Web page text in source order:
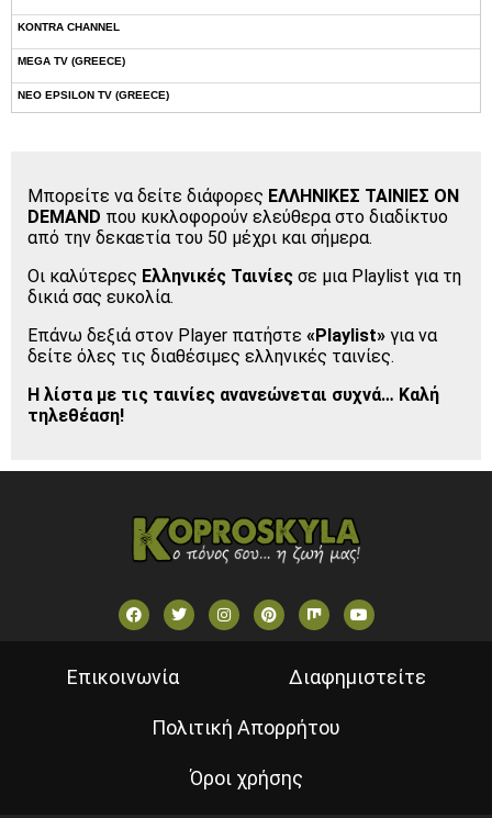
KONTRA CHANNEL
MEGA TV (GREECE)
NEO EPSILON TV (GREECE)
ONETV (GREECE)
OPEN BEYOND TV (GREECE)
STAR TV (GREECE)
VOULI TV
ΕΛΛΗΝΙΚΕΣ ΤΑΙΝΙΕΣ ΟΝ DEMAND
ΝΕΑ ΤΗΛΕΟΡΑΣΗ ΚΡΗΤΗΣ
Μπορείτε να δείτε διάφορες ΕΛΛΗΝΙΚΕΣ ΤΑΙΝΙΕΣ ΟΝ
DEMAND που κυκλοφορούν ελεύθερα στο διαδίκτυο
από την δεκαετία του 50 μέχρι και σήμερα.
Οι καλύτερες Ελληνικές Ταινίες σε μια Playlist για τη
δικιά σας ευκολία.
Επάνω δεξιά στον Player πατήστε «Playlist» για να
δείτε όλες τις διαθέσιμες ελληνικές ταινίες.
Η λίστα με τις ταινίες ανανεώνεται συχνά… Καλή
τηλεθέαση!
Επικοινωνία Διαφημιστείτε
Πολιτική Απορρήτου
Όροι χρήσης